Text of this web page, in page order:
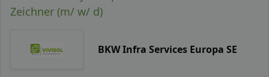
Zeichner (m/ w/ d)
BKW Infra Services Europa SE